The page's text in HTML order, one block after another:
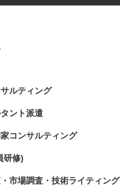
ルティング
ント派遣
コンサルティング
研修)
市場調査・技術ライティング